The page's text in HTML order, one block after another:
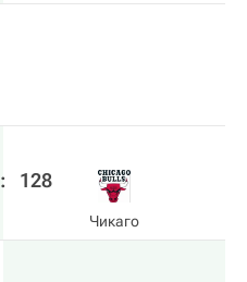
: 128
Чикаго